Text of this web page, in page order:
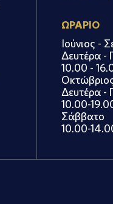
ΩΡΑΡΙΟ
Ιούνιος -
Δευτέρα -
10.00 -
Δευτέρα -
10.00-
Σάββατο
10.00-